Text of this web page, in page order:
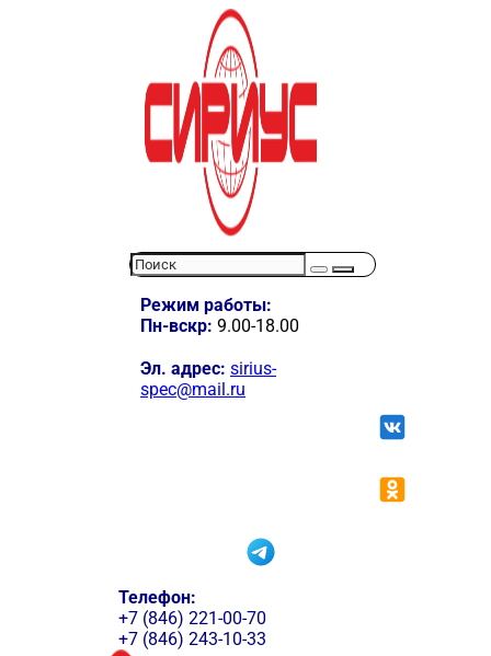
Режим работы:
Пн-вскр: 9.00-18.00
Эл. адрес: sirius-
spec@mail.ru
Телефон:
+7 (846) 221-00-70
+7 (846) 243-10-33